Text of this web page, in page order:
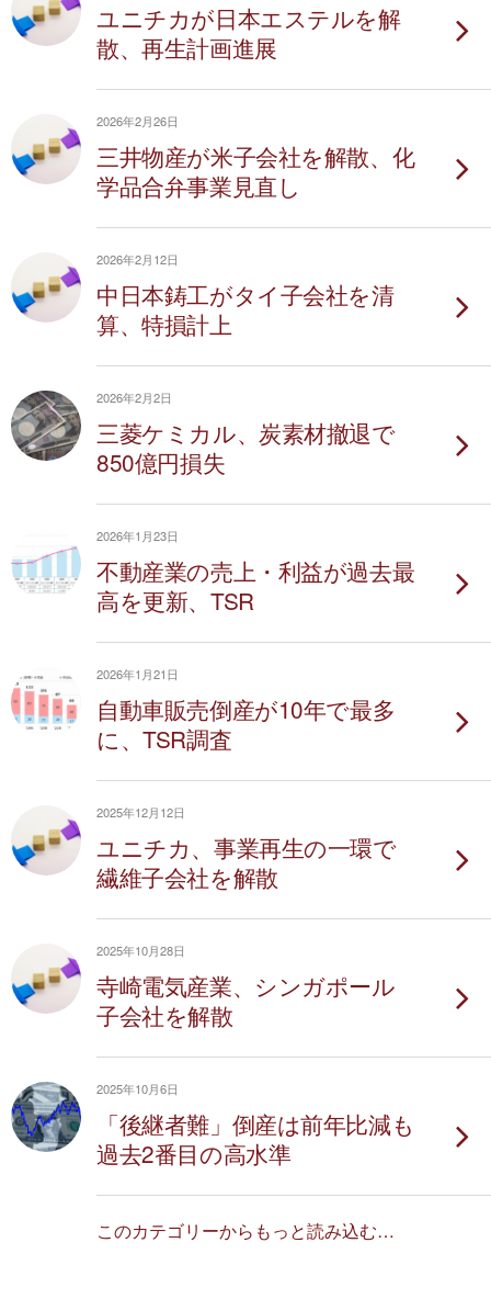
ユニチカが日本エステルを解
散、再生計画進展
2026年2月26日
三井物産が米子会社を解散、化
学品合弁事業見直し
2026年2月12日
中日本鋳工がタイ子会社を清
算、特損計上
2026年2月2日
三菱ケミカル、炭素材撤退で
850億円損失
2026年1月23日
不動産業の売上・利益が過去最
高を更新、TSR
2026年1月21日
自動車販売倒産が10年で最多
に、TSR調査
2025年12月12日
ユニチカ、事業再生の一環で
繊維子会社を解散
2025年10月28日
寺崎電気産業、シンガポール
子会社を解散
2025年10月6日
「後継者難」倒産は前年比減も
過去2番目の高水準
このカテゴリーからもっと読み込む…